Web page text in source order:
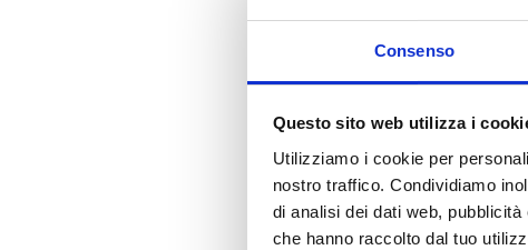
Consenso
Questo sito web utilizza i
Utilizziamo i cookie per
nostro traffico. Condividiamo
di analisi dei dati web,
che hanno raccolto dal tuo